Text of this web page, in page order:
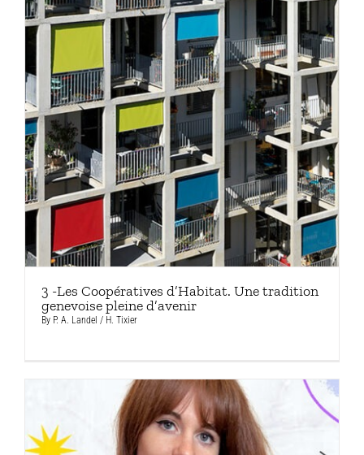
3 -Les Coopératives d’Habitat. Une tradition
genevoise pleine d’avenir
By P. A. Landel / H. Tixier